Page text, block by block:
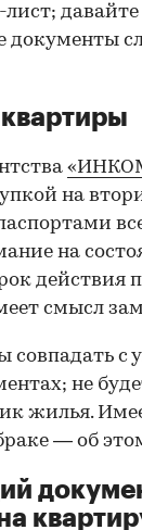
на
на
действия
смысл
совпадать с
не
жилья.
— об